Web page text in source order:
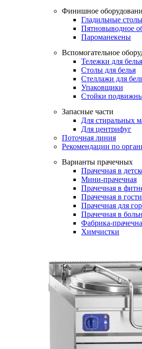
Финишное
Гладильные столы
Пятновыводное
Пароманекены
Вспомогательное
Тележки для белья
Столы для белья
Стеллажи для
Упаковщики
Стойки
Запасные части
Для стиральных
Для центрифуг
Поточная линия
Рекомендации по
Варианты прачечных
Прачечная в
Мини-прачечная
Прачечная в
Прачечная в
Прачечная для
Прачечная в
Фабрика-
Химчистки